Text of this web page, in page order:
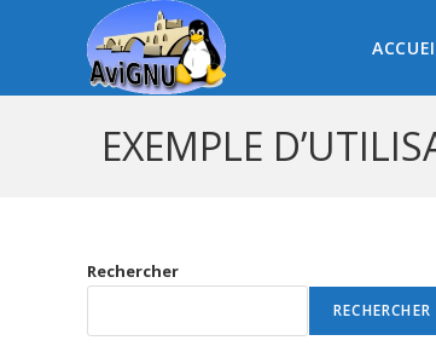
EXEMPLE
Rechercher
RECHERCHER